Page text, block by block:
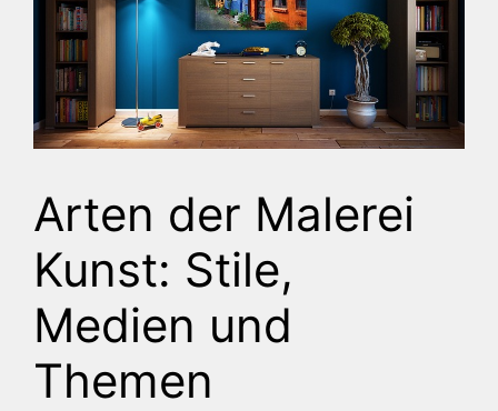
Arten der Malerei
Kunst: Stile,
Medien und
Themen